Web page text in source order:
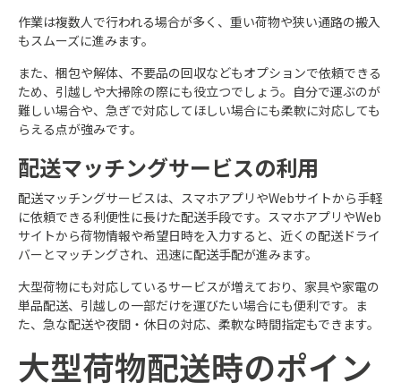
作業は複数人で行われる場合が多く、重い荷物や狭い通路の搬入
もスムーズに進みます。
また、梱包や解体、不要品の回収などもオプションで依頼できる
ため、引越しや大掃除の際にも役立つでしょう。自分で運ぶのが
難しい場合や、急ぎで対応してほしい場合にも柔軟に対応しても
らえる点が強みです。
配送マッチングサービスの利用
配送マッチングサービスは、スマホアプリやWebサイトから手軽
に依頼できる利便性に長けた配送手段です。スマホアプリやWeb
サイトから荷物情報や希望日時を入力すると、近くの配送ドライ
バーとマッチングされ、迅速に配送手配が進みます。
大型荷物にも対応しているサービスが増えており、家具や家電の
単品配送、引越しの一部だけを運びたい場合にも便利です。ま
た、急な配送や夜間・休日の対応、柔軟な時間指定もできます。
大型荷物配送時のポイン